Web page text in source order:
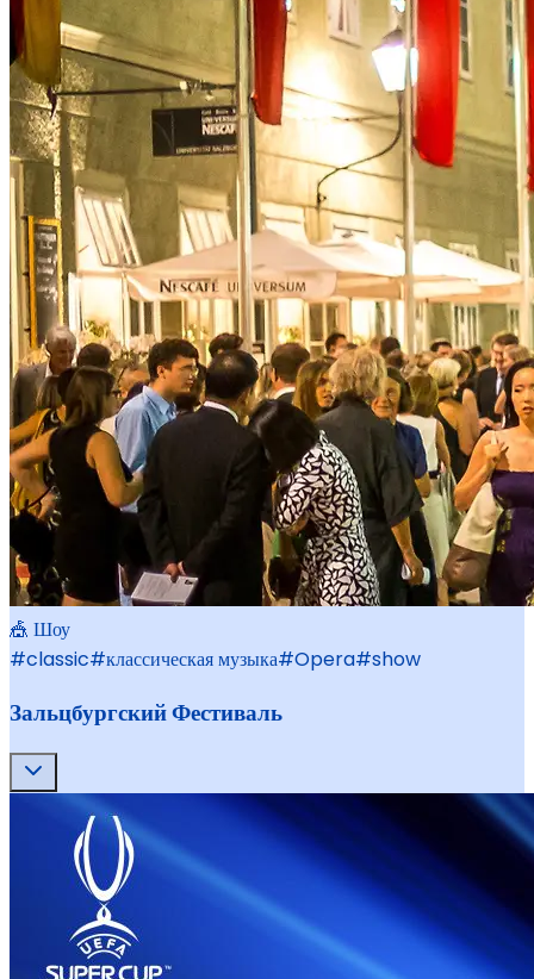
🎪 Шоу
#classic#классическая музыка#Opera#show
Зальцбургский Фестиваль